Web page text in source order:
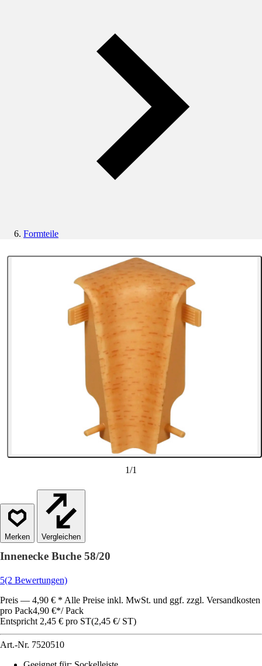
Formteile
1/1
Vergleichen
Innenecke Buche 58/20
5(2 Bewertungen)
Preis — 4,90 € * Alle Preise inkl. MwSt. und ggf. zzgl. Versandkosten
pro Pack4,90 €*/ Pack
Entspricht 2,45 € pro ST(2,45 €/ ST)
Art.-Nr. 7520510